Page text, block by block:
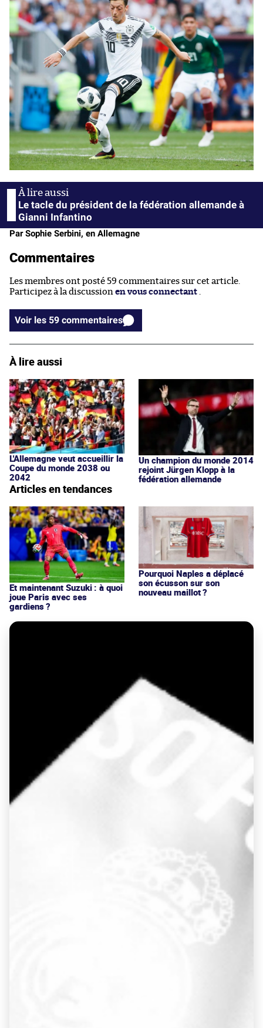
Le tacle du président de la fédération allemande à
Gianni Infantino
Par Sophie Serbini, en Allemagne
Commentaires
Les membres ont posté 59 commentaires sur cet article.
Participez à la discussion en vous connectant .
Voir les 59 commentaires
À lire aussi
L'Allemagne veut accueillir la
Coupe du monde 2038 ou
2042
Un champion du monde 2014
rejoint Jürgen Klopp à la
fédération allemande
Articles en tendances
Et maintenant Suzuki : à quoi
joue Paris avec ses
gardiens ?
Pourquoi Naples a déplacé
son écusson sur son
nouveau maillot ?